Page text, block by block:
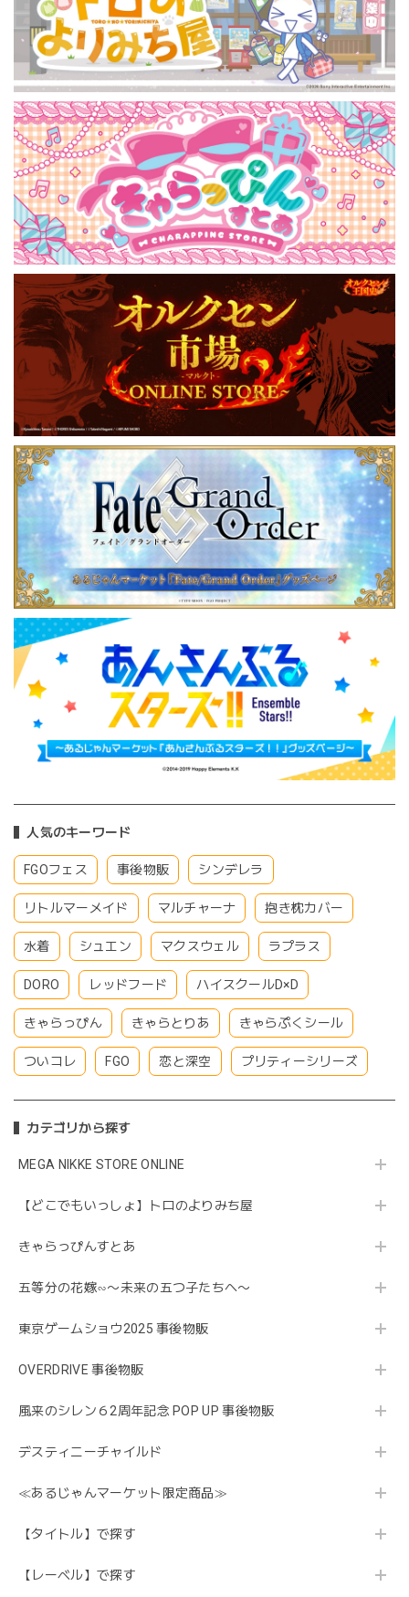
人気のキーワード
FGOフェス 事後物販 シンデレラ
リトルマーメイド マルチャーナ 抱き枕カバー
水着 シュエン マクスウェル ラプラス
DORO レッドフード ハイスクールD×D
きゃらっぴん きゃらとりあ きゃらぷくシール
ついコレ FGO 恋と深空 プリティーシリーズ
カテゴリから探す
MEGA NIKKE STORE ONLINE
【どこでもいっしょ】トロのよりみち屋
きゃらっぴんすとあ
五等分の花嫁∽〜未来の五つ子たちへ〜
東京ゲームショウ2025 事後物販
OVERDRIVE 事後物販
風来のシレン６2周年記念 POP UP 事後物販
デスティニーチャイルド
≪あるじゃんマーケット限定商品≫
【タイトル】で探す
【レーベル】で探す